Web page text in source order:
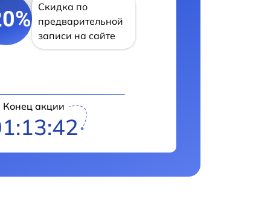
Скидка по
предварительной
записи на сайте
Конец акции